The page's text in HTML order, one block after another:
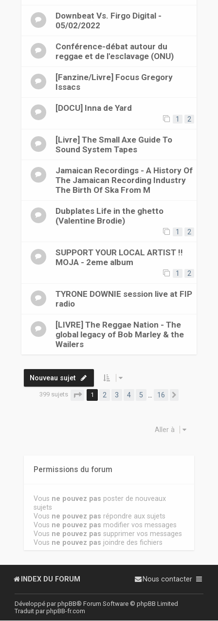
Downbeat Vs. Firgo Digital -
05/02/2022
Conférence-débat autour du
reggae et de l'esclavage (ONU)
[Fanzine/Livre] Focus Gregory
Issacs
[DOCU] Inna de Yard
1 2
[Livre] The Small Axe Guide To
Sound System Tapes
Jamaican Recordings - A History Of
The Jamaican Recording Industry
The Birth Of Ska From M
Dubplates Life in the ghetto
(Valentine Brodie)
1 2
SUPPORT YOUR LOCAL ARTIST !!
MOJA - 2eme album
1 2
TYRONE DOWNIE session live at FIP
radio
[LIVRE] The Reggae Nation - The
global legacy of Bob Marley & the
Wailers
Nouveau sujet
399 sujets Page 1sur
1 2 3 4 5 16
Aller à
Permissions du forum
Vous ne pouvez pas poster de nouveaux
sujets
Vous ne pouvez pas répondre aux sujets
Vous ne pouvez pas modifier vos messages
Vous ne pouvez pas supprimer vos messages
Vous ne pouvez pas joindre des fichiers
INDEX DU FORUM Nous contacter
Développé parphpBB® Forum Software © phpBB Limited
Traduit parphpBB-fr.com